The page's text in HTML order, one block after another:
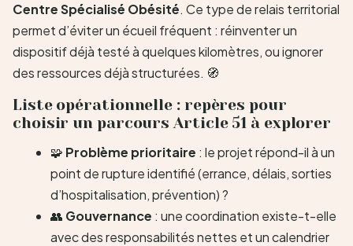
Centre Spécialisé Obésité. Ce type de relais territorial
permet d’éviter un écueil fréquent : réinventer un
dispositif déjà testé à quelques kilomètres, ou ignorer
des ressources déjà structurées. 🧭
Liste opérationnelle : repères pour
choisir un parcours Article 51 à explorer
🧩 Problème prioritaire : le projet répond-il à un
point de rupture identifié (errance, délais, sorties
d’hospitalisation, prévention) ?
👥 Gouvernance : une coordination existe-t-elle
avec des responsabilités nettes et un calendrier